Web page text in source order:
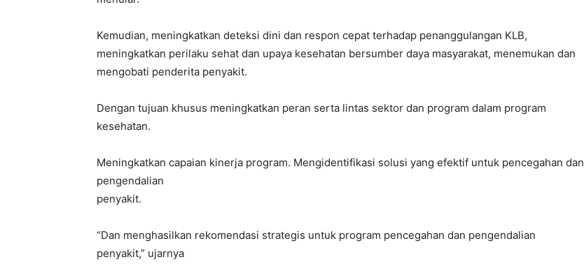
Kemudian, meningkatkan deteksi dini dan respon cepat terhadap penanggulangan KLB,
meningkatkan perilaku sehat dan upaya kesehatan bersumber daya masyarakat, menemukan dan
mengobati penderita penyakit.
Dengan tujuan khusus meningkatkan peran serta lintas sektor dan program dalam program
kesehatan.
Meningkatkan capaian kinerja program. Mengidentifikasi solusi yang efektif untuk pencegahan dan
pengendalian
penyakit.
“Dan menghasilkan rekomendasi strategis untuk program pencegahan dan pengendalian
penyakit,” ujarnya